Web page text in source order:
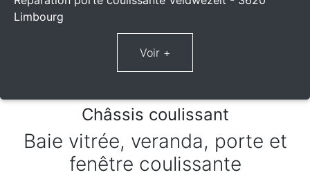
Limbourg
Châssis coulissant
Baie vitrée, veranda, porte et
fenêtre coulissante